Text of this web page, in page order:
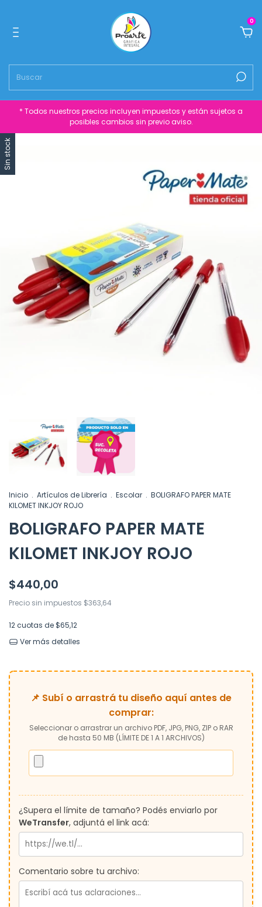
0
* Todos nuestros precios incluyen impuestos y están sujetos a
posibles cambios sin previo aviso.
Sin stock
Inicio . Artículos de Librería . Escolar . BOLIGRAFO PAPER MATE
KILOMET INKJOY ROJO
BOLIGRAFO PAPER MATE
KILOMET INKJOY ROJO
$440,00
Precio sin impuestos $363,64
12cuotas de$65,12
Ver más detalles
📌 Subí o arrastrá tu diseño aquí antes de
comprar:
Seleccionar o arrastrar un archivo PDF, JPG, PNG, ZIP o RAR
de hasta 50 MB (LÍMITE DE 1 A 1 ARCHIVOS)
¿Supera el límite de tamaño? Podés enviarlo por
WeTransfer, adjuntá el link acá:
Comentario sobre tu archivo: